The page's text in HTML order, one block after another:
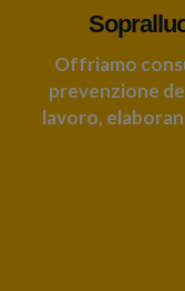
Offriamo
prevenzione
lavoro,